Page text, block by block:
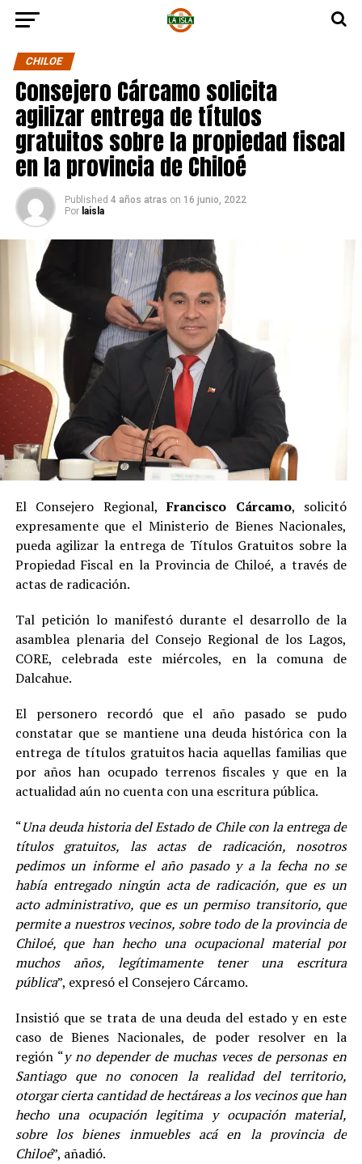
CHILOE
Consejero Cárcamo solicita
agilizar entrega de títulos
gratuitos sobre la propiedad fiscal
en la provincia de Chiloé
Published 4 años atras on 16 junio, 2022
Por laisla
El Consejero Regional,Francisco Cárcamo, solicitó
expresamente que el Ministerio de Bienes Nacionales,
pueda agilizar la entrega de Títulos Gratuitos sobre la
Propiedad Fiscal en la Provincia de Chiloé, a través de
actas de radicación.
Tal petición lo manifestó durante el desarrollo de la
asamblea plenaria del Consejo Regional de los Lagos,
CORE, celebrada este miércoles, en la comuna de
Dalcahue.
El personero recordó que el año pasado se pudo
constatar que se mantiene una deuda histórica con la
entrega de títulos gratuitos hacia aquellas familias que
por años han ocupado terrenos fiscales y que en la
actualidad aún no cuenta con una escritura pública.
“Una deuda historia del Estado de Chile con la entrega de
títulos gratuitos, las actas de radicación, nosotros
pedimos un informe el año pasado y a la fecha no se
había entregado ningún acta de radicación, que es un
acto administrativo, que es un permiso transitorio, que
permite a nuestros vecinos, sobre todo de la provincia de
Chiloé, que han hecho una ocupacional material por
muchos años, legítimamente tener una escritura
pública”, expresó el Consejero Cárcamo.
Insistió que se trata de una deuda del estado y en este
caso de Bienes Nacionales, de poder resolver en la
región “y no depender de muchas veces de personas en
Santiago que no conocen la realidad del territorio,
otorgar cierta cantidad de hectáreas a los vecinos que han
hecho una ocupación legitima y ocupación material,
sobre los bienes inmuebles acá en la provincia de
Chiloé”, añadió.